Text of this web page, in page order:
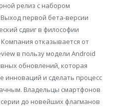
релиз с набором
первой бета-версии
сдвиг в философии
отказывается от
в пользу модели Android
обновлений, которая
инноваций и сделать процесс
Владельцы смартфонов
до новейших флагманов